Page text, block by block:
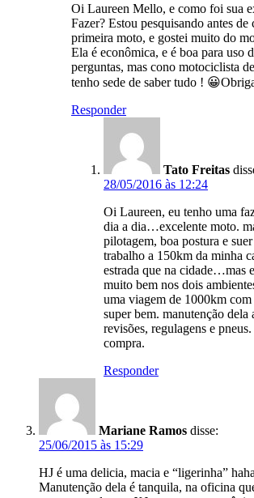
Oi Laureen Mello, e como foi sua
Fazer? Estou pesquisando antes de
primeira moto, e gostei muito do
Ela é econômica, e é boa para uso
perguntas, mas cono motociclista
tenho sede de saber tudo !
Responder
Tato Freitas
28/05/2016 às 12:24
Oi Laureen, eu tenho uma
dia a dia…excelente moto.
pilotagem, boa postura e
trabalho a 150km da minha
estrada que na cidade…mas
muito bem nos dois
uma viagem de 1000km
super bem. manutenção dela
revisões, regulagens e
compra.
Responder
Mariane Ramos disse:
25/06/2015 às 15:29
HJ é uma delicia, macia e “ligerinha”
Manutenção dela é tanquila, na oficina